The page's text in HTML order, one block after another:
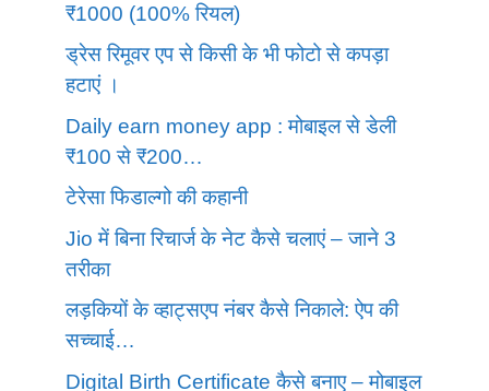
₹1000 (100% रियल)
ड्रेस रिमूवर एप से किसी के भी फोटो से कपड़ा
हटाएं ।
Daily earn money app : मोबाइल से डेली
₹100 से ₹200…
टेरेसा फिडाल्गो की कहानी
Jio में बिना रिचार्ज के नेट कैसे चलाएं – जाने 3
तरीका
लड़कियों के व्हाट्सएप नंबर कैसे निकाले: ऐप की
सच्चाई…
Digital Birth Certificate कैसे बनाए – मोबाइल